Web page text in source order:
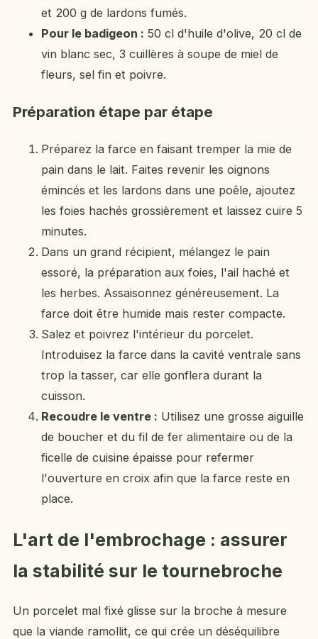
et 200 g de lardons fumés.
Pour le badigeon : 50 cl d'huile d'olive, 20 cl de
vin blanc sec, 3 cuillères à soupe de miel de
fleurs, sel fin et poivre.
Préparation étape par étape
Préparez la farce en faisant tremper la mie de
pain dans le lait. Faites revenir les oignons
émincés et les lardons dans une poêle, ajoutez
les foies hachés grossièrement et laissez cuire 5
minutes.
Dans un grand récipient, mélangez le pain
essoré, la préparation aux foies, l'ail haché et
les herbes. Assaisonnez généreusement. La
farce doit être humide mais rester compacte.
Salez et poivrez l'intérieur du porcelet.
Introduisez la farce dans la cavité ventrale sans
trop la tasser, car elle gonflera durant la
cuisson.
Recoudre le ventre : Utilisez une grosse aiguille
de boucher et du fil de fer alimentaire ou de la
ficelle de cuisine épaisse pour refermer
l'ouverture en croix afin que la farce reste en
place.
L'art de l'embrochage : assurer
la stabilité sur le tournebroche
Un porcelet mal fixé glisse sur la broche à mesure
que la viande ramollit, ce qui crée un déséquilibre